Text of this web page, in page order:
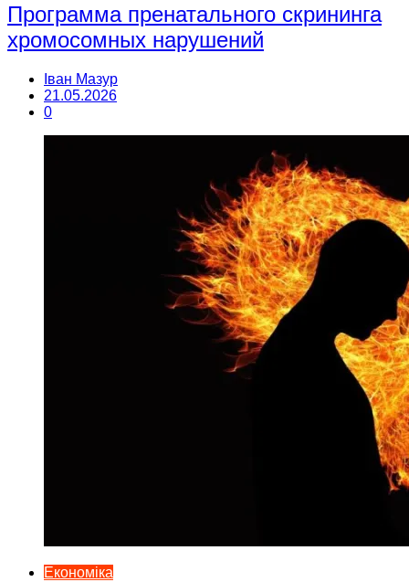
Программа пренатального скрининга
хромосомных нарушений
Іван Мазур
21.05.2026
0
Економіка